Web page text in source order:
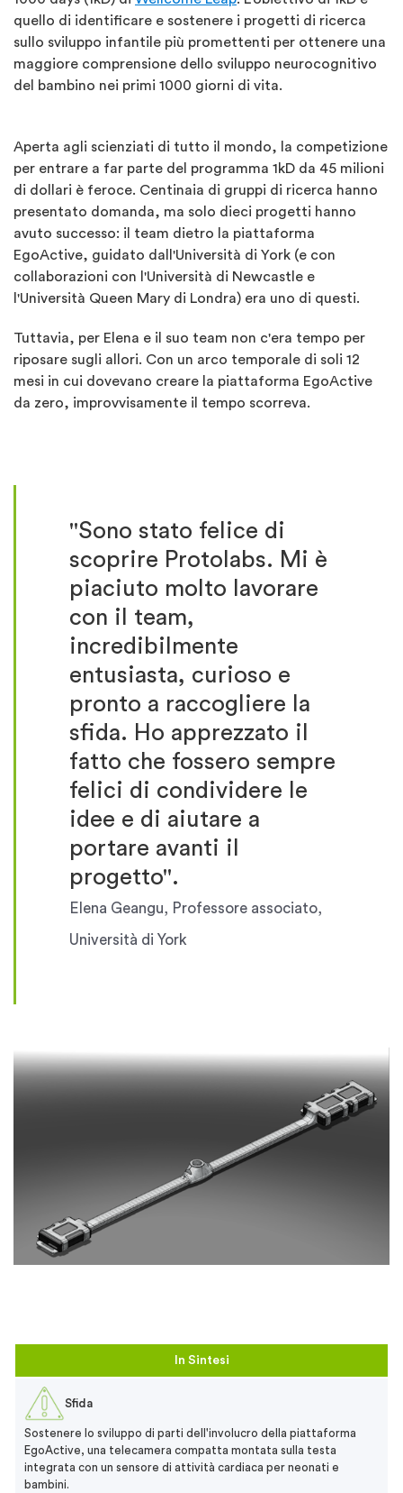
quello di identificare e sostenere i progetti di ricerca
sullo sviluppo infantile più promettenti per ottenere una
maggiore comprensione dello sviluppo neurocognitivo
del bambino nei primi 1000 giorni di vita.
Aperta agli scienziati di tutto il mondo, la competizione
per entrare a far parte del programma 1kD da 45 milioni
di dollari è feroce. Centinaia di gruppi di ricerca hanno
presentato domanda, ma solo dieci progetti hanno
avuto successo: il team dietro la piattaforma
EgoActive, guidato dall'Università di York (e con
collaborazioni con l'Università di Newcastle e
l'Università Queen Mary di Londra) era uno di questi.
Tuttavia, per Elena e il suo team non c'era tempo per
riposare sugli allori. Con un arco temporale di soli 12
mesi in cui dovevano creare la piattaforma EgoActive
da zero, improvvisamente il tempo scorreva.
"Sono stato felice di
scoprire Protolabs. Mi è
piaciuto molto lavorare
con il team,
incredibilmente
entusiasta, curioso e
pronto a raccogliere la
sfida. Ho apprezzato il
fatto che fossero sempre
felici di condividere le
idee e di aiutare a
portare avanti il
progetto".
Elena Geangu, Professore associato,
Università di York
In Sintesi
Sfida
Sostenere lo sviluppo di parti dell'involucro della piattaforma
EgoActive, una telecamera compatta montata sulla testa
integrata con un sensore di attività cardiaca per neonati e
bambini.